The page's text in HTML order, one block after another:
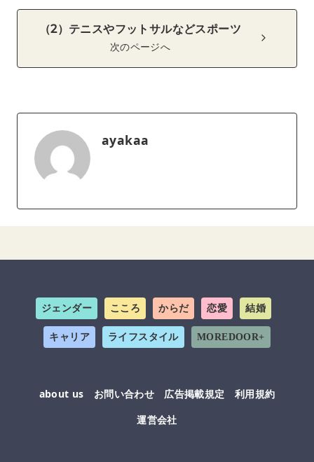
（2）テニスやフットサルなどスポーツ
次のページへ
ayakaa
ジェンダー こころ からだ 恋愛 結婚
キャリア ライフスタイル MOREDOOR+
about us お問い合わせ 広告掲載規定
利用規約
運営会社